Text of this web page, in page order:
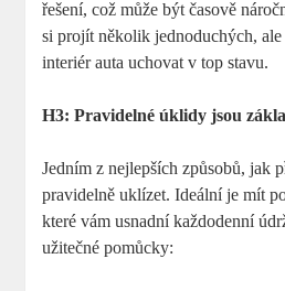
řešení, což může být časově
si projít několik jednoduchých,
interiér auta uchovat v top stavu.
H3: Pravidelné úklidy jsou
Jedním z nejlepších způsobů, jak
pravidelně uklízet. Ideální je mít
které vám usnadní každodenní
užitečné pomůcky: